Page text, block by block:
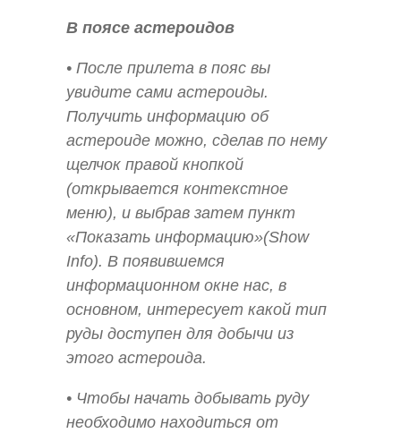
В поясе астероидов
• После прилета в пояс вы
увидите сами астероиды.
Получить информацию об
астероиде можно, сделав по нему
щелчок правой кнопкой
(открывается контекстное
меню), и выбрав затем пункт
«Показать информацию»(Show
Info). В появившемся
информационном окне нас, в
основном, интересует какой тип
руды доступен для добычи из
этого астероида.
• Чтобы начать добывать руду
необходимо находиться от